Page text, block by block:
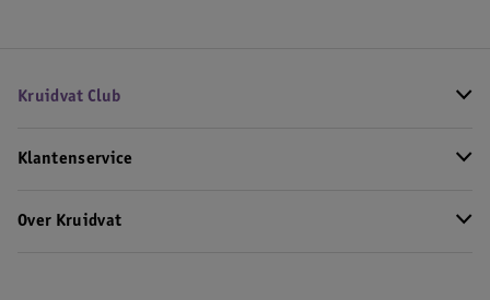
Kruidvat Club
Klantenservice
Over Kruidvat